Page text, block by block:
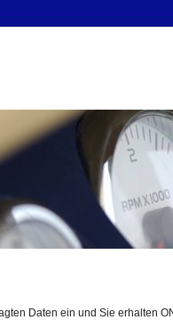
Daten ein und Sie erhalten